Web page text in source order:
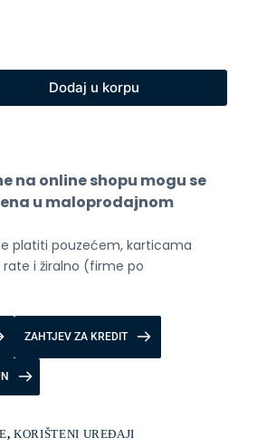
Dodaj u korpu
na online shopu mogu se
u maloprodajnom
platiti pouzećem, karticama
i žiralno (firme po
ZAHTJEV ZA KREDIT
,KORIŠTENI UREĐAJI